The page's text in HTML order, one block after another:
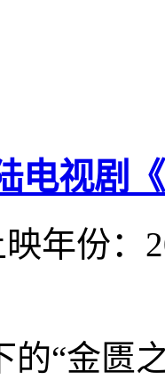
电视剧
映年份：
的“金匮